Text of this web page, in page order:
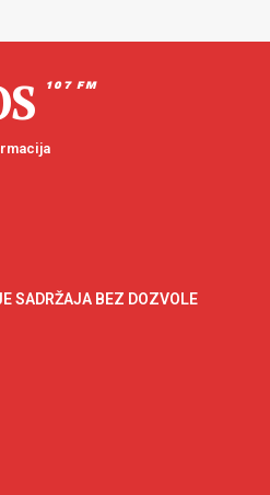
107 FM
SADRŽAJA BEZ DOZVOLE